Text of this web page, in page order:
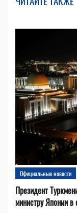
Официальные новости
Президент
министру Японии в